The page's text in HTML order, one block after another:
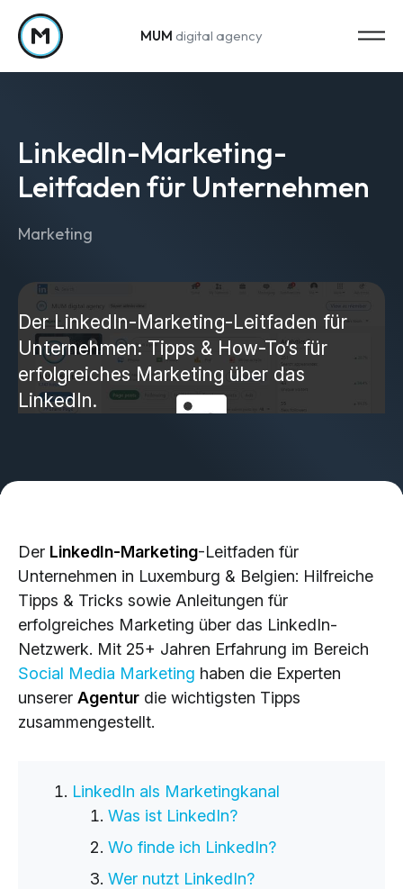
Zum Inhalt springen
MUM digital agency
Marketing-Strategie
Web Analytics & Reporting
Creation
Brand Design & Grafik
360° Marketing
Search-Marketing (SEO/GEO)
Online Werbung (SEA/SMA)
Social Media Marketing (SMM)
E-Mail Marketing
Applications
CMS - Content Management System
Cloud Services
KI-Lösungen
LinkedIn-Marketing-
Leitfaden für Unternehmen
Marketing
Der LinkedIn-Marketing-Leitfaden für
Unternehmen: Tipps & How-To‘s für
erfolgreiches Marketing über das
LinkedIn.
Der LinkedIn-Marketing-Leitfaden für
Unternehmen in Luxemburg & Belgien: Hilfreiche
Tipps & Tricks sowie Anleitungen für
erfolgreiches Marketing über das LinkedIn-
Netzwerk. Mit 25+ Jahren Erfahrung im Bereich
Social Media Marketing haben die Experten
unserer Agentur die wichtigsten Tipps
zusammengestellt.
LinkedIn als Marketingkanal
Was ist LinkedIn?
Wo finde ich LinkedIn?
Wer nutzt LinkedIn?